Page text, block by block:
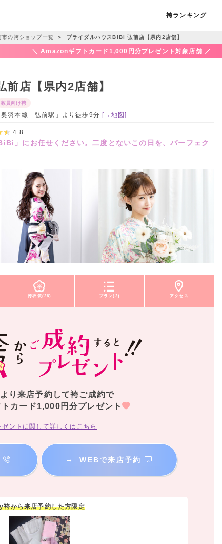
袴ランキング
市の袴ショップ一覧 ＞ ブライダルハウスBiBi 弘前店【県内2店舗】
＼ Amazonギフトカード1,000円分プレゼント対象店舗 ／
店【県内2店舗】
教員向け袴
羽本線「弘前駅」より徒歩9分 [→地図]
4.8
」にお任せください。二度とないこの日を、パーフェク
袴衣装(26) プラン(2) アクセス
り来店予約して袴ご成約で
カード1,000円分プレゼント
ントに関して詳しくはこちら
→ WEBで来店予約
袴から来店予約した方限定